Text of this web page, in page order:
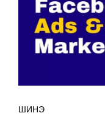
ШИНЭ